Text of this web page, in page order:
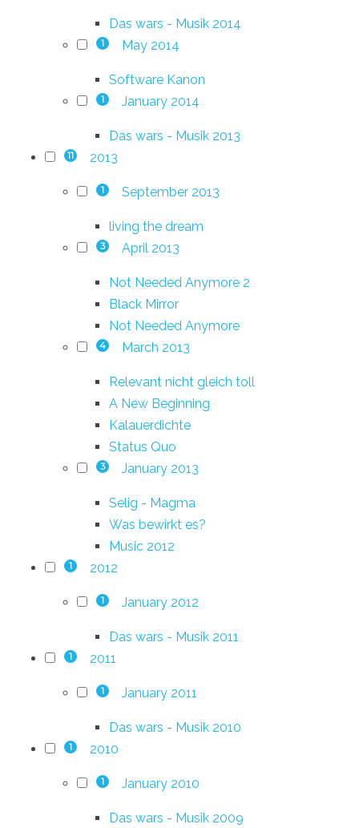
Das wars - Musik 2014
1 May 2014
Software Kanon
1 January 2014
Das wars - Musik 2013
11 2013
1 September 2013
living the dream
3 April 2013
Not Needed Anymore 2
Black Mirror
Not Needed Anymore
4 March 2013
Relevant nicht gleich toll
A New Beginning
Kalauerdichte
Status Quo
3 January 2013
Selig - Magma
Was bewirkt es?
Music 2012
1 2012
1 January 2012
Das wars - Musik 2011
1 2011
1 January 2011
Das wars - Musik 2010
1 2010
1 January 2010
Das wars - Musik 2009